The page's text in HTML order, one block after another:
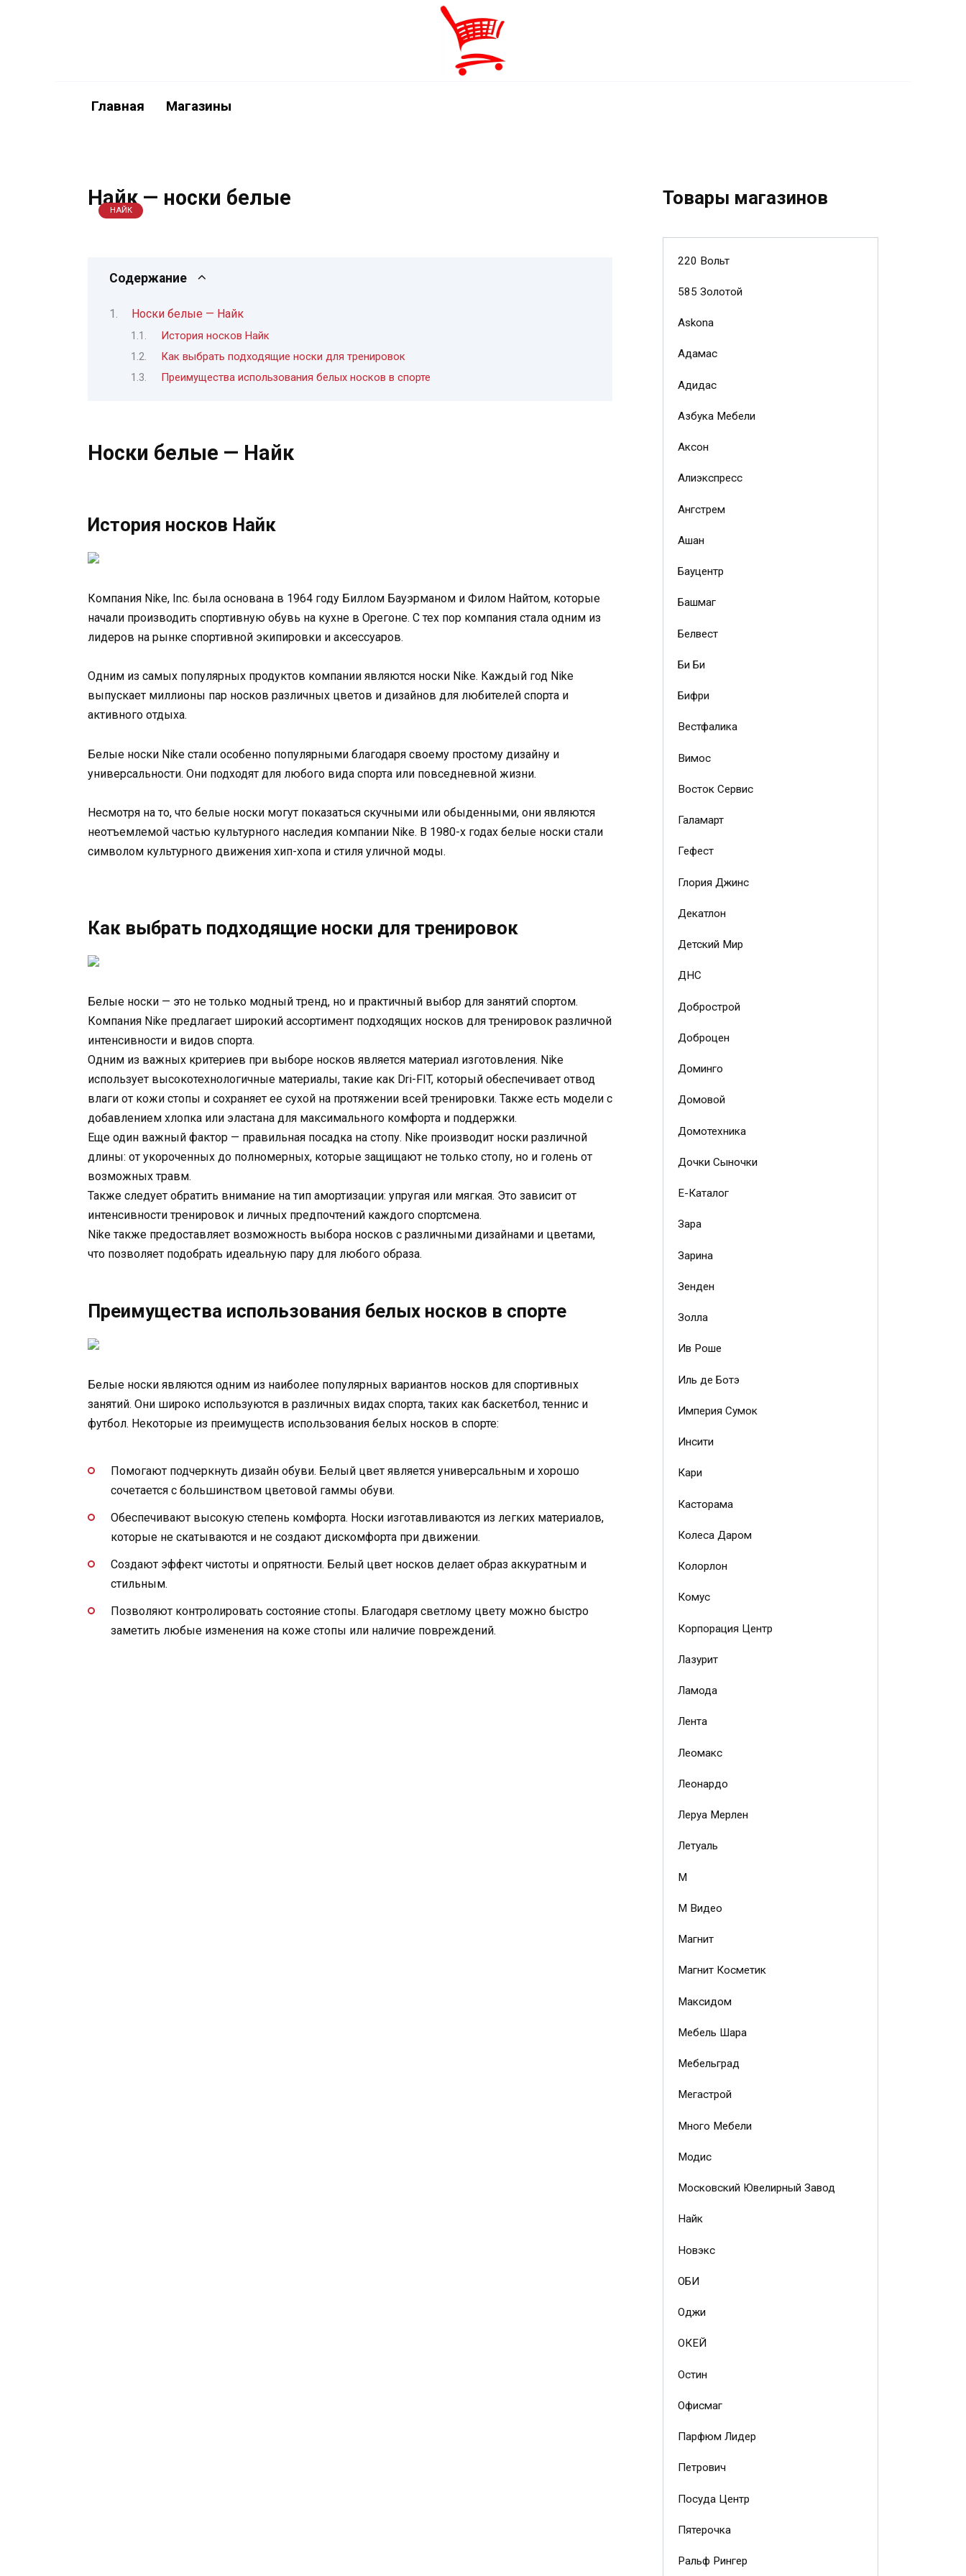
Главная Магазины
Найк — носки белые
НАЙК
Содержание
Носки белые — Найк
История носков Найк
Как выбрать подходящие носки для тренировок
Преимущества использования белых носков в спорте
Носки белые — Найк
История носков Найк
Компания Nike, Inc. была основана в 1964 году Биллом Бауэрманом и Филом Найтом, которые
начали производить спортивную обувь на кухне в Орегоне. С тех пор компания стала одним из
лидеров на рынке спортивной экипировки и аксессуаров.
Одним из самых популярных продуктов компании являются носки Nike. Каждый год Nike
выпускает миллионы пар носков различных цветов и дизайнов для любителей спорта и
активного отдыха.
Белые носки Nike стали особенно популярными благодаря своему простому дизайну и
универсальности. Они подходят для любого вида спорта или повседневной жизни.
Несмотря на то, что белые носки могут показаться скучными или обыденными, они являются
неотъемлемой частью культурного наследия компании Nike. В 1980-х годах белые носки стали
символом культурного движения хип-хопа и стиля уличной моды.
Как выбрать подходящие носки для тренировок
Белые носки — это не только модный тренд, но и практичный выбор для занятий спортом.
Компания Nike предлагает широкий ассортимент подходящих носков для тренировок различной
интенсивности и видов спорта.
Одним из важных критериев при выборе носков является материал изготовления. Nike
использует высокотехнологичные материалы, такие как Dri-FIT, который обеспечивает отвод
влаги от кожи стопы и сохраняет ее сухой на протяжении всей тренировки. Также есть модели с
добавлением хлопка или эластана для максимального комфорта и поддержки.
Еще один важный фактор — правильная посадка на стопу. Nike производит носки различной
длины: от укороченных до полномерных, которые защищают не только стопу, но и голень от
возможных травм.
Также следует обратить внимание на тип амортизации: упругая или мягкая. Это зависит от
интенсивности тренировок и личных предпочтений каждого спортсмена.
Nike также предоставляет возможность выбора носков с различными дизайнами и цветами,
что позволяет подобрать идеальную пару для любого образа.
Преимущества использования белых носков в спорте
Белые носки являются одним из наиболее популярных вариантов носков для спортивных
занятий. Они широко используются в различных видах спорта, таких как баскетбол, теннис и
футбол. Некоторые из преимуществ использования белых носков в спорте:
Помогают подчеркнуть дизайн обуви. Белый цвет является универсальным и хорошо
сочетается с большинством цветовой гаммы обуви.
Обеспечивают высокую степень комфорта. Носки изготавливаются из легких материалов,
которые не скатываются и не создают дискомфорта при движении.
Создают эффект чистоты и опрятности. Белый цвет носков делает образ аккуратным и
стильным.
Позволяют контролировать состояние стопы. Благодаря светлому цвету можно быстро
заметить любые изменения на коже стопы или наличие повреждений.
Товары магазинов
220 Вольт
585 Золотой
Askona
Адамас
Адидас
Азбука Мебели
Аксон
Алиэкспресс
Ангстрем
Ашан
Бауцентр
Башмаг
Белвест
Би Би
Бифри
Вестфалика
Вимос
Восток Сервис
Галамарт
Гефест
Глория Джинс
Декатлон
Детский Мир
ДНС
Добрострой
Доброцен
Доминго
Домовой
Домотехника
Дочки Сыночки
Е-Каталог
Зара
Зарина
Зенден
Золла
Ив Роше
Иль де Ботэ
Империя Сумок
Инсити
Кари
Касторама
Колеса Даром
Колорлон
Комус
Корпорация Центр
Лазурит
Ламода
Лента
Леомакс
Леонардо
Леруа Мерлен
Летуаль
М
М Видео
Магнит
Магнит Косметик
Максидом
Мебель Шара
Мебельград
Мегастрой
Много Мебели
Модис
Московский Ювелирный Завод
Найк
Новэкс
ОБИ
Оджи
ОКЕЙ
Остин
Офисмаг
Парфюм Лидер
Петрович
Посуда Центр
Пятерочка
Ральф Рингер